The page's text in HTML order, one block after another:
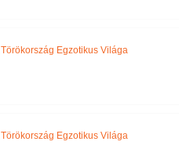
Törökország Egzotikus Világa
Törökország Egzotikus Világa